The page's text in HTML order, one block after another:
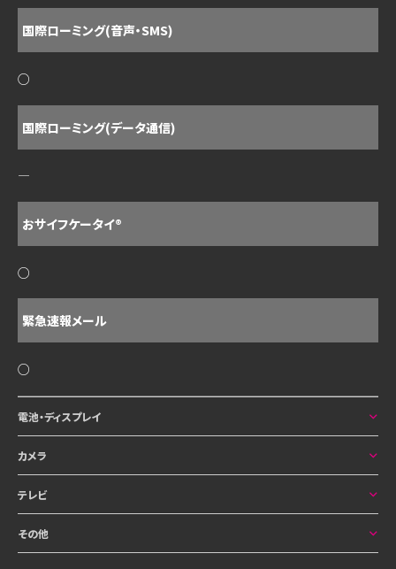
国際ローミング(音声・SMS)
○
国際ローミング(データ通信)
―
おサイフケータイ®
○
緊急速報メール
○
電池・ディスプレイ
カメラ
テレビ
その他